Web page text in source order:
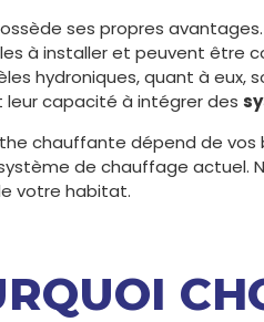
ses propres avantages.
à installer et peuvent être
hydroniques, quant à eux,
leur capacité à intégrer des
chauffante dépend de
de chauffage actuel.
votre habitat.